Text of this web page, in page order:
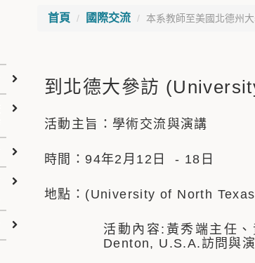
首頁 國際交流 本系教師至美國北德州
到北德大參訪
活動主旨：學術交流與演講
時間：94年2月12日 - 18日
地點：(University of North
活動內容:黃秀端主任
Denton, U.S.A.訪問與